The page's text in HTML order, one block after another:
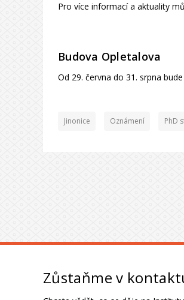
Pro více informací a aktuality
Budova Opletalova
Od 29. června do 31. srpna
Jinonice Oznámení PhD
Zůstaňme v